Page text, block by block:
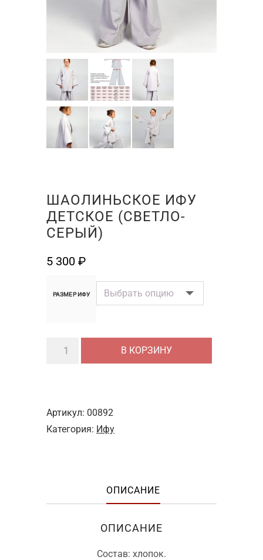
ШАОЛИНЬСКОЕ ИФУ
ДЕТСКОЕ (СВЕТЛО-
СЕРЫЙ)
5 300 ₽
РАЗМЕР ИФУ
Количество
детское
(светло-
В КОРЗИНУ
Артикул: 00892
Категория: Ифу
ОПИСАНИЕ
ОПИСАНИЕ
Состав: хлопок.